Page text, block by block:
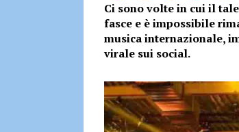
Ci sono volte in cui il
fasce e è impossibile
musica internazionale,
virale sui social.